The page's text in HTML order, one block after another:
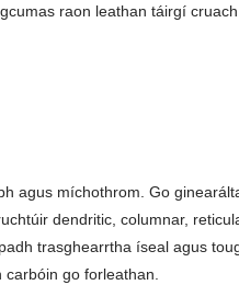
raon leathan táirgí
agus míchothrom. Go
dendritic, columnar,
trasghearrtha íseal agus
go forleathan.